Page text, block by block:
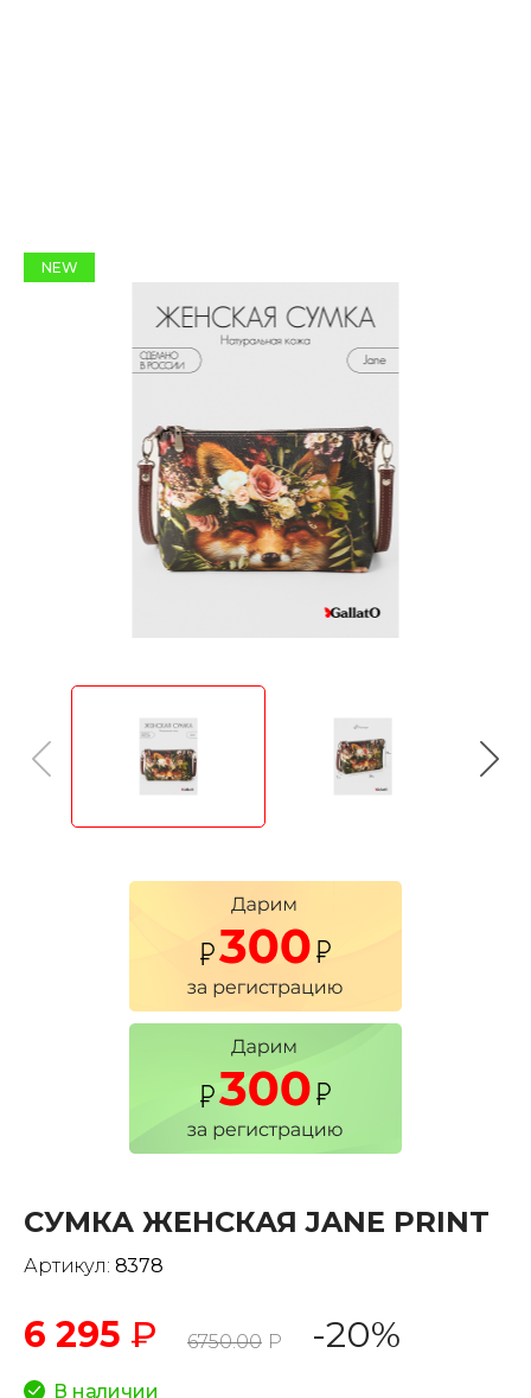
NEW
СУМКА ЖЕНСКАЯ JANE PRINT
Артикул: 8378
6 295 ₽ 6750.00 Р -20%
В наличии